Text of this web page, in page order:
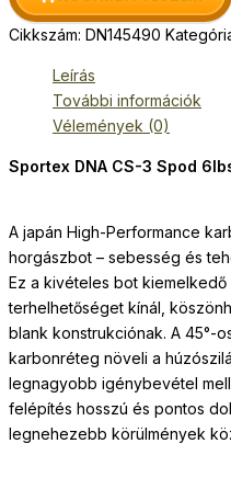
Cikkszám: DN145490
Leírás
További információk
Vélemények (0)
Sportex DNA CS-3 Spod
A japán High-Performance
horgászbot – sebesség és
Ez a kivételes bot
terhelhetőséget kínál,
blank konstrukciónak. A 45°-
karbonréteg növeli a
legnagyobb igénybevétel
felépítés hosszú és pontos
legnehezebb körülmények